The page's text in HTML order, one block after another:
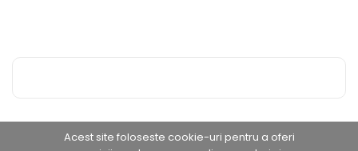
Acest site foloseste cookie-uri pentru a oferi